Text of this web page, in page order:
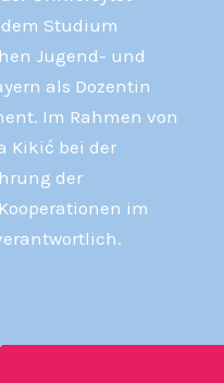
dem Studium
Jugend- und
als Dozentin
Im Rahmen von
Kikić bei der
der
im